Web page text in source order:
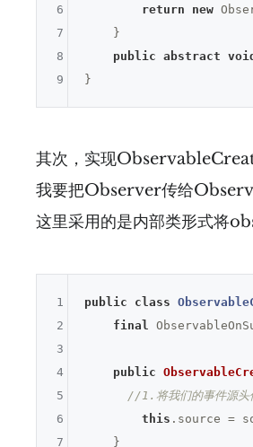
return
new
    }
public abstract void
6
7
8
9
其次，实现
我要把Observer传给
这里采用的是内部类形式将
public class
final
public
//1.将我们的事件源头
this .source =
    }
1
2
3
4
5
6
7